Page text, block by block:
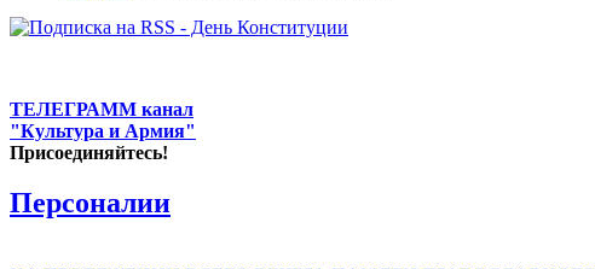
ТЕЛЕГРАММ канал
"Культура и Армия"
Присоединяйтесь!
Персоналии